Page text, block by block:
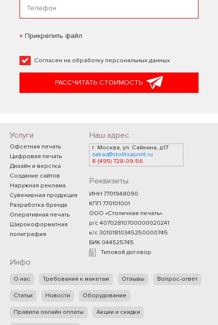
Прикрепить файл
Согласен на обработку персональных данных
РАССЧИТАТЬ СТОИМОСТЬ
Услуги
Офсетная печать
Цифровая печать
Дизайн и верстка
Создание сайтов
Наружная реклама
Сувенирная продукция
Разработка бренда
Оперативная печать
Широкоформатная
полиграфия
Наш адрес
г. Москва, ул. Сайкина, д.17
zakaz@stolitsaprint.ru
8 (495) 728-09-56
Реквизиты
ИНН 7701948090
КПП 770101001
ООО «Столичная печать»
р/с 40702810700000020241
к/с 30101810345250000745
БИК 044525745
Типовой договор
Инфо
О нас Требования к макетам Отзывы Вопрос-ответ
Статьи Новости Оборудование
Правила онлайн оплаты Акции и скидки